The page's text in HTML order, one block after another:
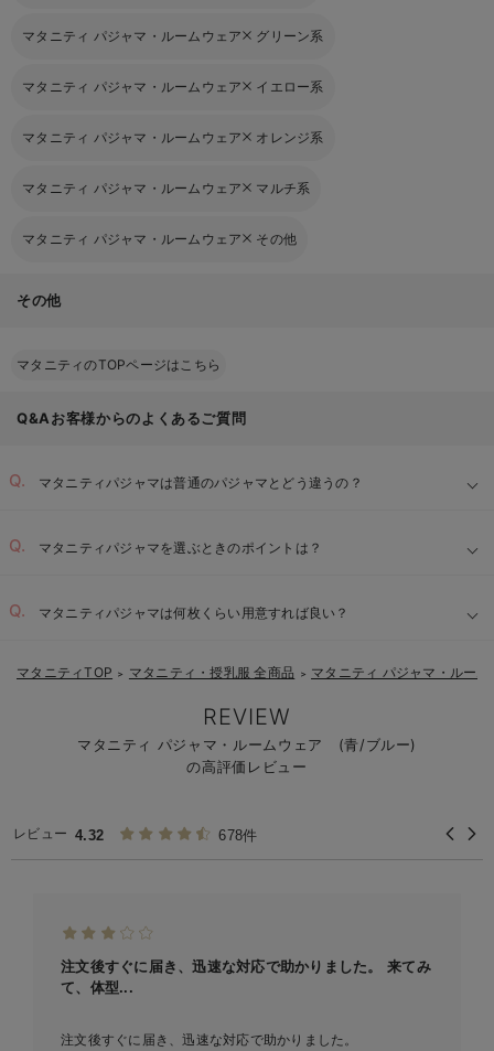
マタニティ パジャマ・ルームウェア グリーン系
マタニティ パジャマ・ルームウェア イエロー系
マタニティ パジャマ・ルームウェア オレンジ系
マタニティ パジャマ・ルームウェア マルチ系
マタニティ パジャマ・ルームウェア その他
その他
マタニティのTOPページはこちら
Q&Aお客様からのよくあるご質問
マタニティパジャマは普通のパジャマとどう違うの？
ゆったりとしたサイズと丈：
マタニティパジャマを選ぶときのポイントは？
マタニティパジャマは何枚くらい用意すれば良い？
マタニティTOP ＞ マタニティ・授乳服 全商品 ＞ マタニティ パジャマ・ルーム
REVIEW
マタニティ パジャマ・ルームウェア (青/ブルー)
の高評価レビュー
レビュー 4.32 678件
注文後すぐに届き、迅速な対応で助かりました。 来てみ
て、体型...
注文後すぐに届き、迅速な対応で助かりました。